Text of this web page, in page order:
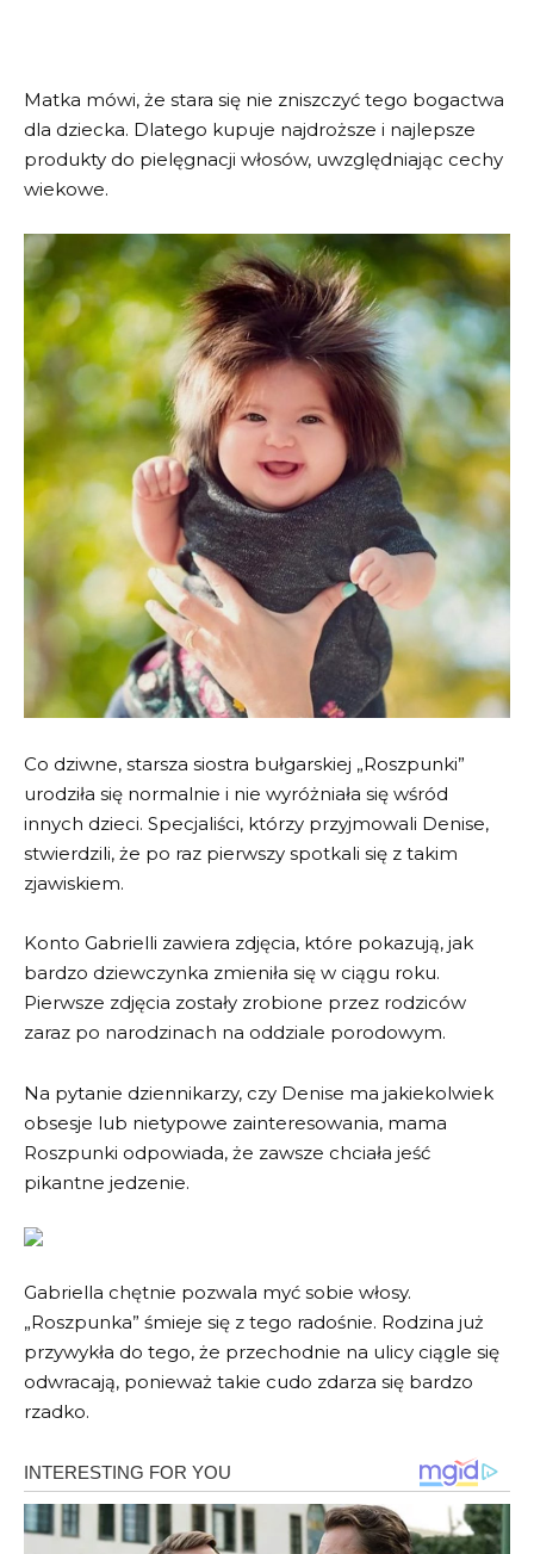
Matka mówi, że stara się nie zniszczyć tego bogactwa
dla dziecka. Dlatego kupuje najdroższe i najlepsze
produkty do pielęgnacji włosów, uwzględniając cechy
wiekowe.
Co dziwne, starsza siostra bułgarskiej „Roszpunki”
urodziła się normalnie i nie wyróżniała się wśród
innych dzieci. Specjaliści, którzy przyjmowali Denise,
stwierdzili, że po raz pierwszy spotkali się z takim
zjawiskiem.
Konto Gabrielli zawiera zdjęcia, które pokazują, jak
bardzo dziewczynka zmieniła się w ciągu roku.
Pierwsze zdjęcia zostały zrobione przez rodziców
zaraz po narodzinach na oddziale porodowym.
Na pytanie dziennikarzy, czy Denise ma jakiekolwiek
obsesje lub nietypowe zainteresowania, mama
Roszpunki odpowiada, że zawsze chciała jeść
pikantne jedzenie.
Gabriella chętnie pozwala myć sobie włosy.
„Roszpunka” śmieje się z tego radośnie. Rodzina już
przywykła do tego, że przechodnie na ulicy ciągle się
odwracają, ponieważ takie cudo zdarza się bardzo
rzadko.